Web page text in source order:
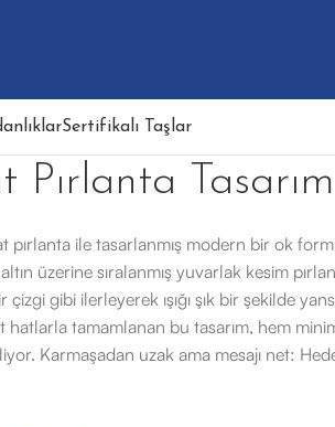
Sertifikalı Taşlar
Pırlanta
pırlanta ile tasarlanmış modern bir ok
üzerine sıralanmış yuvarlak kesim
gibi ilerleyerek ışığı şık bir şekilde
hatlarla tamamlanan bu tasarım, hem
Karmaşadan uzak ama mesajı net: